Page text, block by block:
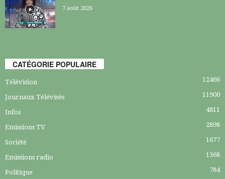
7 août 2026
CATÉGORIE POPULAIRE
Télévision 12466
Journaux Télévisés 11900
Infos 4811
Emissions TV 2898
Société 1677
Emissions radio 1368
Politique 784